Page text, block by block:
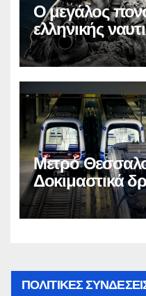
Ο μεγάλος
ελληνικής
Μετρό
Δοκιμαστικά
Καλαμαριά
ΠΟΛΙΤΙΚΕΣ